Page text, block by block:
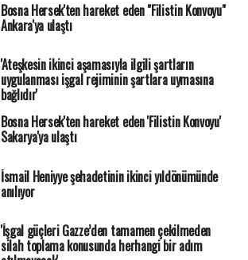
Bosna Hersek'ten hareket eden "Filistin Konvoyu"
Ankara'ya ulaştı
'Ateşkesin ikinci aşamasıyla ilgili şartların
uygulanması işgal rejiminin şartlara uymasına
bağlıdır'
Bosna Hersek'ten hareket eden 'Filistin Konvoyu'
Sakarya'ya ulaştı
İsmail Heniyye şehadetinin ikinci yıldönümünde
anılıyor
'İşgal güçleri Gazze’den tamamen çekilmeden
silah toplama konusunda herhangi bir adım